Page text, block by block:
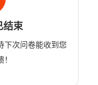
结束
下次问卷能收到您